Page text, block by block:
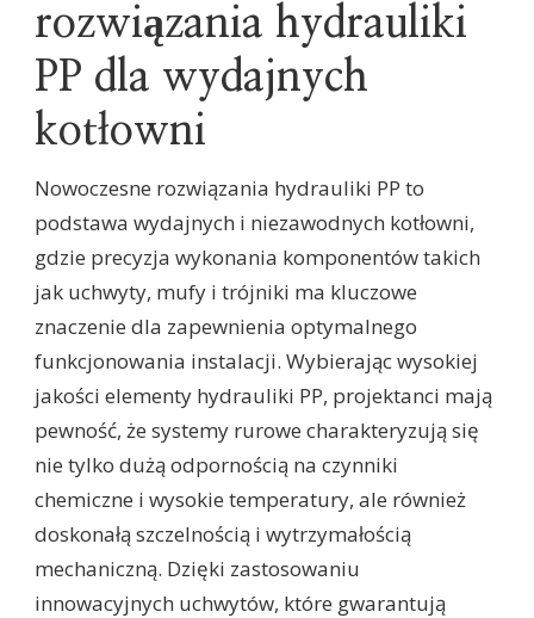
rozwiązania hydrauliki
PP dla wydajnych
kotłowni
Nowoczesne rozwiązania hydrauliki PP to
podstawa wydajnych i niezawodnych kotłowni,
gdzie precyzja wykonania komponentów takich
jak uchwyty, mufy i trójniki ma kluczowe
znaczenie dla zapewnienia optymalnego
funkcjonowania instalacji. Wybierając wysokiej
jakości elementy hydrauliki PP, projektanci mają
pewność, że systemy rurowe charakteryzują się
nie tylko dużą odpornością na czynniki
chemiczne i wysokie temperatury, ale również
doskonałą szczelnością i wytrzymałością
mechaniczną. Dzięki zastosowaniu
innowacyjnych uchwytów, które gwarantują